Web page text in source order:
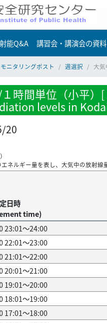
能Q&A 講習会・講演会の資
モニタリングポスト 週選択 大
時間単位（小平）
levels in
20
ネルギー量を表し、大気中の放射線
日時
time)
23:01～24:00
22:01～23:00
21:01～22:00
20:01～21:00
19:01～20:00
18:01～19:00
17:01～18:00